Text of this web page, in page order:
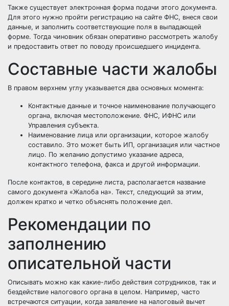
Также существует электронная форма подачи этого документа.
Для этого нужно пройти регистрацию на сайте ФНС, внеся свои
данные, и заполнить соответствующие поля в выпадающей
форме. Тогда чиновник обязан оперативно рассмотреть жалобу
и предоставить ответ по поводу происшедшего инцидента.
Составные части жалобы
В правом верхнем углу указывается два основных момента:
Контактные данные и точное наименование получающего
органа, включая местоположение. ФНС, ИФНС или
Управления субъекта.
Наименование лица или организации, которое жалобу
составило. Это может быть ИП, организация или частное
лицо. По желанию допустимо указание адреса,
контактного телефона, факса и другой информации.
После контактов, в середине листа, располагается название
самого документа «Жалоба на». Текст, следующий за этим,
должен кратко и четко объяснять положение дел.
Рекомендации по
заполнению
описательной части
Описывать можно как какие-либо действия сотрудников, так и
бездействие налогового органа в целом. Например, часто
встречаются ситуации, когда заявление на налоговый вычет